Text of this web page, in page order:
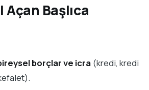
Açan Başlıca
borçlar ve icra(kredi, kredi